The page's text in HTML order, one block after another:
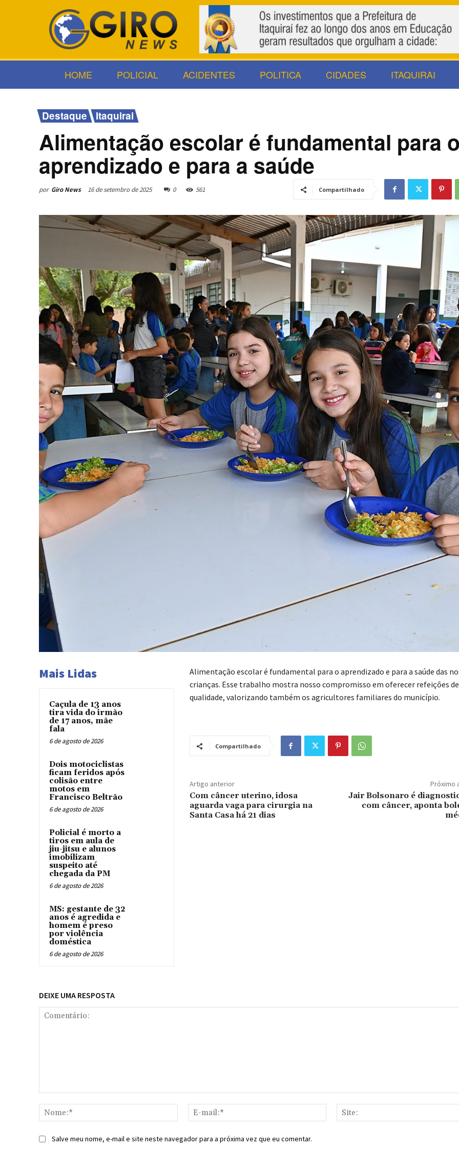
HOME POLICIAL ACIDENTES POLITICA CIDADES ITAQUIRAI
Destaque Itaquirai
Alimentação escolar é fundamental para
aprendizado e para a saúde
por Giro News 16 de setembro de 2025 0 561 Compartilhado
Mais Lidas
Caçula de 13 anos
tira vida do irmão
de 17 anos, mãe
fala
6 de agosto de 2026
Dois motociclistas
ficam feridos após
colisão entre
motos em
Francisco Beltrão
6 de agosto de 2026
Policial é morto a
tiros em aula de
jiu-jitsu e alunos
imobilizam
suspeito até
chegada da PM
6 de agosto de 2026
MS: gestante de 32
anos é agredida e
homem é preso
por violência
doméstica
6 de agosto de 2026
Alimentação escolar é fundamental para o aprendizado e para a saúde das
crianças. Esse trabalho mostra nosso compromisso em oferecer refeições de
qualidade, valorizando também os agricultores familiares do município.
Compartilhado
Artigo anterior
Com câncer uterino, idosa
aguarda vaga para cirurgia na
Santa Casa há 21 dias
Próximo
Jair Bolsonaro é
com câncer, aponta
DEIXE UMA RESPOSTA
Nome:*
mail:*
Salve meu nome, e-mail e site neste navegador para a próxima vez que eu comentar.